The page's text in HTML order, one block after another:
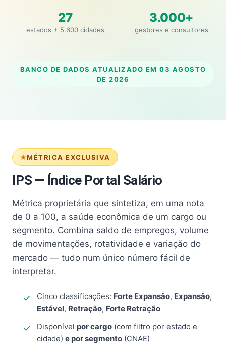
27
estados + 5.600 cidades
3.000+
gestores e consultores
BANCO DE DADOS ATUALIZADO EM 03 AGOSTO
DE 2026
MÉTRICA EXCLUSIVA
IPS — Índice Portal Salário
Métrica proprietária que sintetiza, em uma nota
de 0 a 100, a saúde econômica de um cargo ou
segmento. Combina saldo de empregos, volume
de movimentações, rotatividade e variação do
mercado — tudo num único número fácil de
interpretar.
Cinco classificações: Forte Expansão, Expansão,
Estável, Retração, Forte Retração
Disponível por cargo (com filtro por estado e
cidade) e por segmento (CNAE)